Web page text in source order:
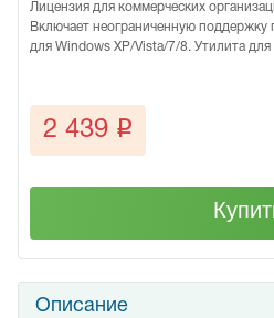
Лицензия для коммерческих
Включает неограниченную поддержку
для Windows XP/Vista/7/8. Утилита для
2 439 q
Описание